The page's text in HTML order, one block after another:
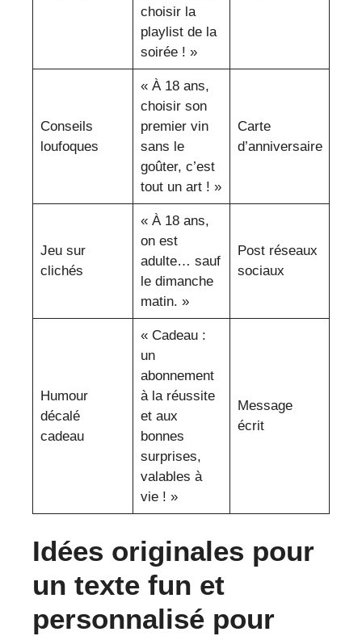
choisir la
playlist de la
soirée ! »
Conseils
loufoques
« À 18 ans,
choisir son
premier vin
sans le
goûter, c’est
tout un art ! »
Carte
d’anniversaire
Jeu sur
clichés
« À 18 ans,
on est
adulte… sauf
le dimanche
matin. »
Post réseaux
sociaux
Humour
décalé
cadeau
« Cadeau :
un
abonnement
à la réussite
et aux
bonnes
surprises,
valables à
vie ! »
Message
écrit
Idées originales pour
un texte fun et
personnalisé pour